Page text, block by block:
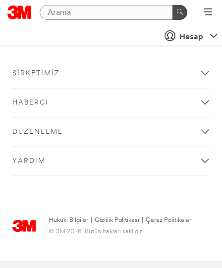
Hesap
ŞIRKETIMIZ
HABERCI
DÜZENLEME
YARDIM
Hukuki Bilgiler Gizlilik Politikası
Çerez Politikaları
© 3M 2026. Bütün hakları saklıdır.